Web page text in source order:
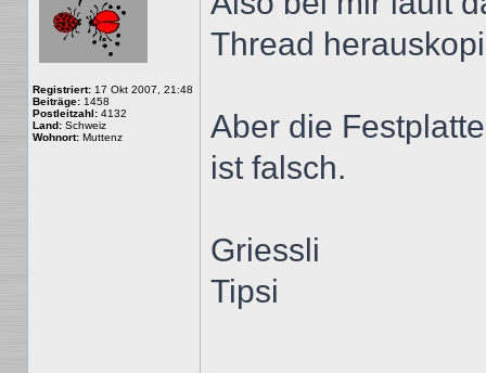
Registriert: 17 Okt 2007, 21:48
Beiträge: 1458
Postleitzahl: 4132
Land: Schweiz
Wohnort: Muttenz
Thread
Aber die
ist falsch.
Griessli
Tipsi